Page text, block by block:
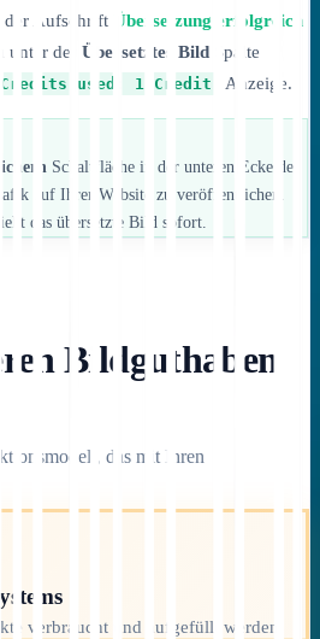
der Aufschrift
Übersetzung erfolgreich
unter der Übersetztes Bild Spalte
Credits used: 1 Credit Anzeige.
Schaltfläche in der unteren Ecke des
auf Ihrer Website zu veröffentlichen.
das übersetzte Bild sofort.
Bildguthaben
das mit Ihren
verbraucht und aufgefüllt werden.